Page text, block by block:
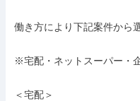
働き方により下記案件から
※宅配・ネットスーパー・
＜宅配＞